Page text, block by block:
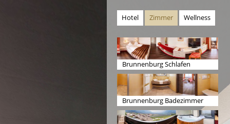
Hotel Zimmer Wellness
Brunnenburg Schlafen
Brunnenburg Badezimmer